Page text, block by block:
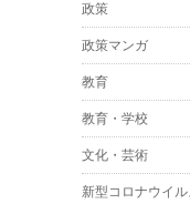
政策
政策マンガ
教育
教育・学校
文化・芸術
新型コロナウイ